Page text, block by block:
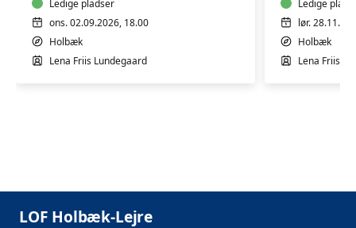
Ledige pladser
ons. 02.09.2026, 18.00
Holbæk
Lena Friis Lundegaard
NIDRA
Ledige
lør.
Holbæk
Lena Friis
LOF Holbæk-Lejre